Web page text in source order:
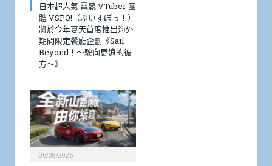
日本超人氣 電競 VTuber 團
體 VSPO!（ぶいすぽっ！）
將於今年夏天首度推出海外
期間限定餐廳企劃《Sail
Beyond！～駛向更遠的彼
方～》
06/08/2026